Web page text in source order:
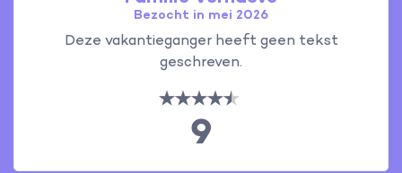
Bezocht in mei 2026
Deze vakantieganger heeft geen tekst
geschreven.
9